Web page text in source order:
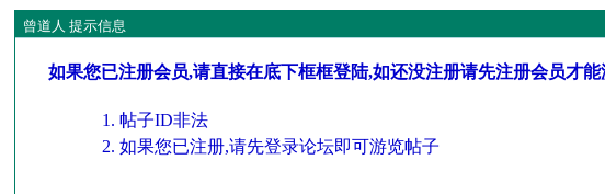
曾道人 提示信息
如果您已注册会员,请直接在底下框框登陆,如还没注册请先注册会员才能
帖子ID非法
如果您已注册,请先登录论坛即可游览帖子